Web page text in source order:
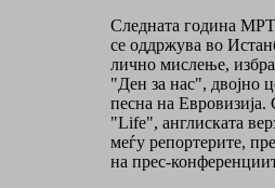
Следната година
се оддржува во
лично мислење,
"Ден за нас", двојно
песна на Евровизија.
"Life", англиската
меѓу репортерите,
на прес-